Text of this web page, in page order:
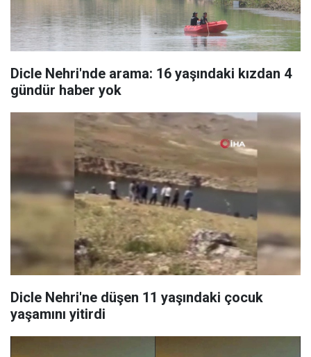
Dicle Nehri'nde arama: 16 yaşındaki kızdan 4
gündür haber yok
Dicle Nehri'ne düşen 11 yaşındaki çocuk
yaşamını yitirdi